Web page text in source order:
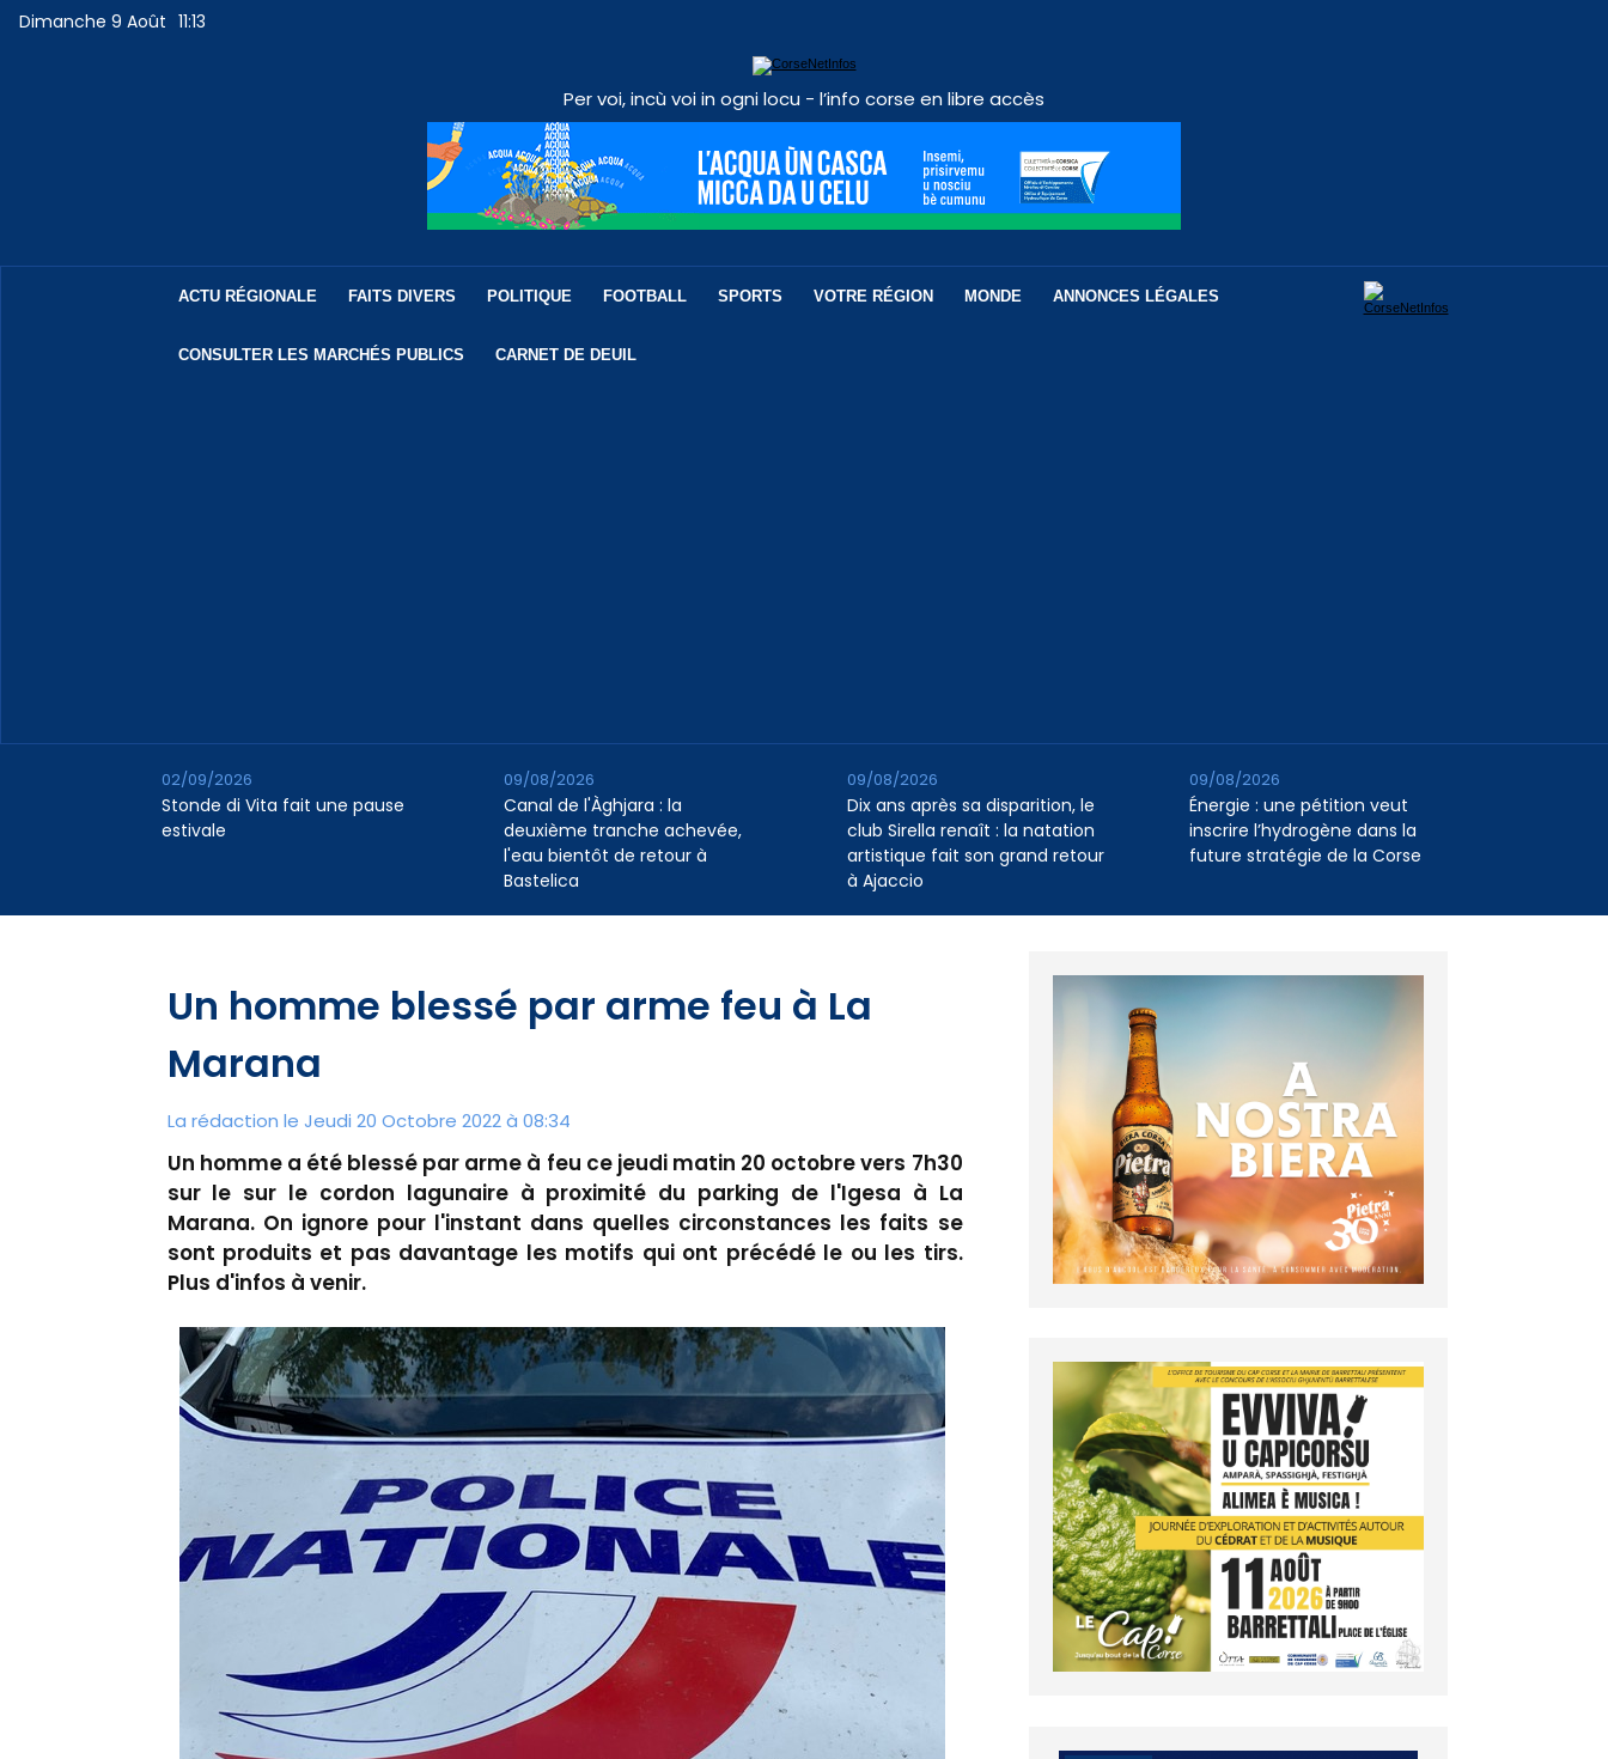
Dimanche 9 Août 11:13
Per voi, incù voi in ogni locu - l’info corse en libre accès
ACTU RÉGIONALE FAITS DIVERS POLITIQUE FOOTBALL SPORTS VOTRE RÉGION MONDE ANNONCES LÉGALES
CONSULTER LES MARCHÉS PUBLICS CARNET DE DEUIL
Stonde di Vita fait une pause
estivale
02/09/2026
Canal de l'Àghjara : la
deuxième tranche achevée,
l'eau bientôt de retour à
Bastelica
09/08/2026
Dix ans après sa disparition, le
club Sirella renaît : la natation
artistique fait son grand retour
à Ajaccio
09/08/2026
Énergie : une pétition veut
inscrire l’hydrogène dans la
future stratégie de la Corse
09/08/2026
Un homme blessé par arme feu à La
Marana
La rédaction le Jeudi 20 Octobre 2022 à 08:34
Un homme a été blessé par arme à feu ce jeudi matin 20 octobre vers 7h30
sur le sur le cordon lagunaire à proximité du parking de l'Igesa à La
Marana. On ignore pour l'instant dans quelles circonstances les faits se
sont produits et pas davantage les motifs qui ont précédé le ou les tirs.
Plus d'infos à venir.